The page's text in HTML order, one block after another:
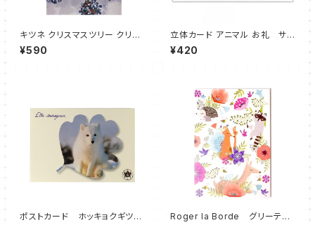
キツネ クリスマスツリー クリス
マスカード 山のツリー Lodest
ar Standard Christmas Car
¥590
立体カード アニマル お礼 サン
キューカード Thank You
¥420
ポストカード ホッキョクギツ
Roger la Borde グリーティ